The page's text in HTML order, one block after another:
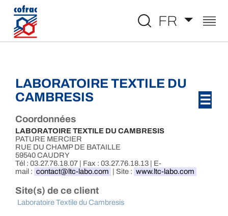
Aller au contenu
FR
LABORATOIRE TEXTILE DU
CAMBRESIS
☰
Coordonnées
LABORATOIRE TEXTILE DU CAMBRESIS
PATURE MERCIER
RUE DU CHAMP DE BATAILLE
59540 CAUDRY
Tél : 03.27.76.18.07 | Fax : 03.27.76.18.13 | E-
mail : contact@ltc-labo.com | Site : www.ltc-labo.com
Site(s) de ce client
Laboratoire Textile du Cambresis